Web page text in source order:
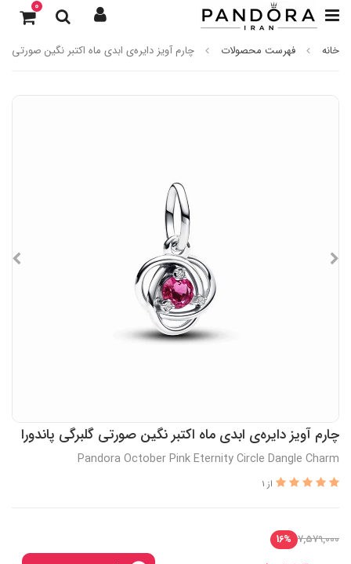
0
خانه فهرست محصولات چارم آویز دایره‌ی ابدی ماه اکتبر نگین صورتی
چارم آویز دایره‌ی ابدی ماه اکتبر نگین صورتی گلبرگی پاندورا
Pandora October Pink Eternity Circle Dangle Charm
از 1
7,579,000
16%